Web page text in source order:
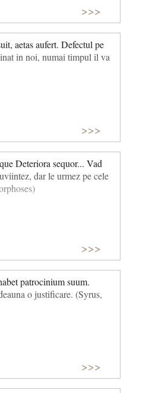
>>>
aetas aufert. Defectul pe
in noi, numai timpul il va
>>>
Deteriora sequor... Vad
dar le urmez pe cele
>>>
patrocinium suum.
o justificare. (Syrus,
>>>